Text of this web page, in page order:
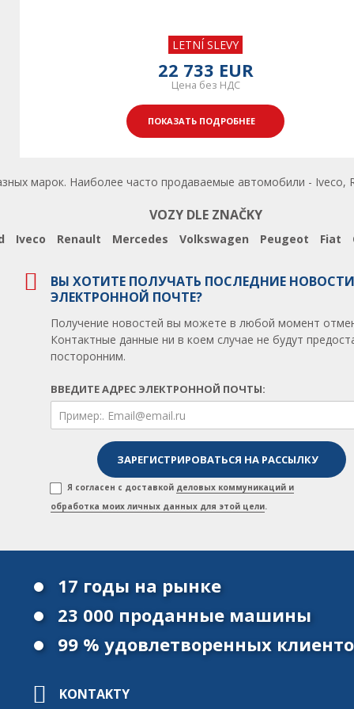
LETNÍ SLEVY
22 733 EUR
Цена без НДС
ПОКАЗАТЬ ПОДРОБНЕЕ
марок. Наиболее часто продаваемые автомобили -
VOZY DLE ZNAČKY
Iveco Renault Mercedes Volkswagen Peugeot Fiat
ВЫ ХОТИТЕ ПОЛУЧАТЬ ПОСЛЕДНИЕ
ЭЛЕКТРОННОЙ ПОЧТЕ?
Получение новостей вы можете в любой момент
Контактные данные ни в коем случае не будут
посторонним.
ВВЕДИТЕ АДРЕС ЭЛЕКТРОННОЙ ПОЧТЫ:
Я согласен с доставкой деловых коммуникаций и
обработка моих личных данных для этой цели.
17 годы на рынке
23 000 проданные машины
99 % удовлетворенных
KONTAKTY